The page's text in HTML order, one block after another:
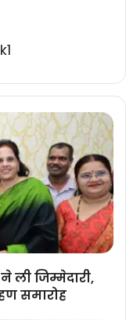
ली जिम्मेदारी,
समारोह